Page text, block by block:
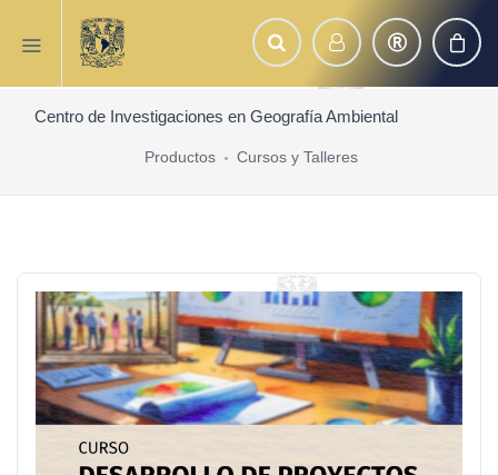
Centro de Investigaciones en Geografía Ambiental
Productos Cursos y Talleres